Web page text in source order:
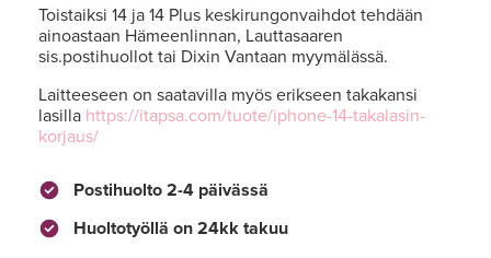
Toistaiksi 14 ja 14 Plus keskirungonvaihdot tehdään
ainoastaan Hämeenlinnan, Lauttasaaren
sis.postihuollot tai Dixin Vantaan myymälässä.
Laitteeseen on saatavilla myös erikseen takakansi
lasilla https://itapsa.com/tuote/iphone-14-takalasin-
korjaus/
Postihuolto 2-4 päivässä
Huoltotyöllä on 24kk takuu